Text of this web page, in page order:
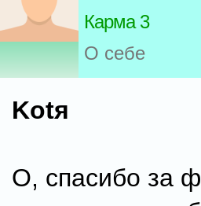
Карма 3
О себе
Kotя
О, спасибо за